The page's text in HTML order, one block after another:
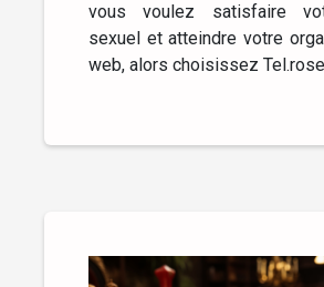
vous voulez satisfaire
sexuel et atteindre votre
web, alors choisissez